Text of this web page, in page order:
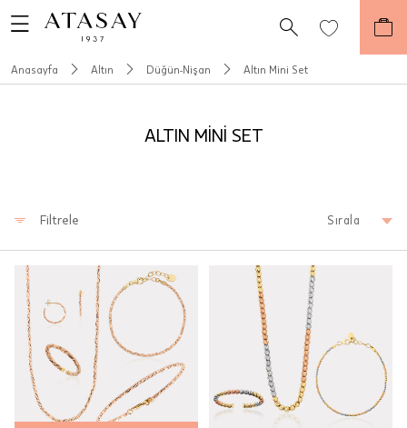
Anasayfa Altın Düğün-Nişan Altın Mini Set
ALTIN MİNİ SET
Filtrele Sırala